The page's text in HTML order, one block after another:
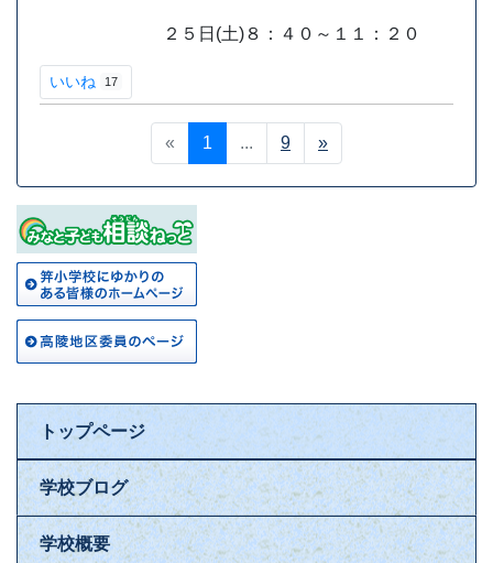
トップページ
学校ブログ
学校概要
２５日(土)８：４０～１１：２０
いいね 17
« 1 ... 9 »